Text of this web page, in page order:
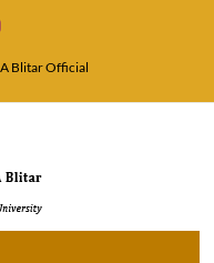
Blitar Official